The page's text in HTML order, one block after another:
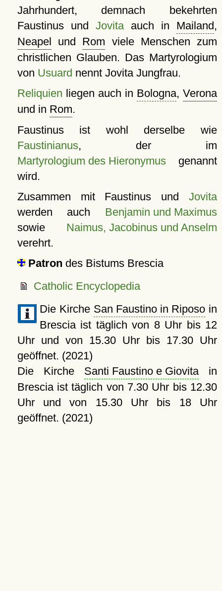
Jahrhundert, demnach bekehrten
Faustinus und Jovitaauch in Mailand,
Neapel und Rom viele Menschen zum
christlichen Glauben. Das Martyrologium
von Usuard nennt Jovita Jungfrau.
Reliquien liegen auch in Bologna,Verona
und in Rom.
Faustinus ist wohl derselbe wie
Faustinianus, der im
Martyrologium des Hieronymusgenannt
wird.
Zusammen mit Faustinus und Jovita
werden auch Benjamin und Maximus
sowie Naimus, Jacobinus und Anselm
verehrt.
Patron des Bistums Brescia
Catholic Encyclopedia
Die Kirche San Faustino in Riposoin
Brescia ist täglich von 8 Uhr bis 12
Uhr und von 15.30 Uhr bis 17.30 Uhr
geöffnet. (2021)
Die Kirche Santi Faustino e Giovitain
Brescia ist täglich von 7.30 Uhr bis 12.30
Uhr und von 15.30 Uhr bis 18 Uhr
geöffnet. (2021)